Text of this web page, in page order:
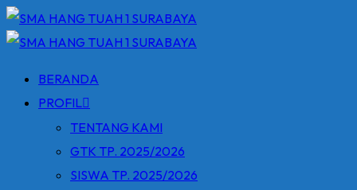
Skip
to
BERANDA
PROFIL
TENTANG KAMI
GTK TP. 2025/2026
SISWA TP. 2025/2026